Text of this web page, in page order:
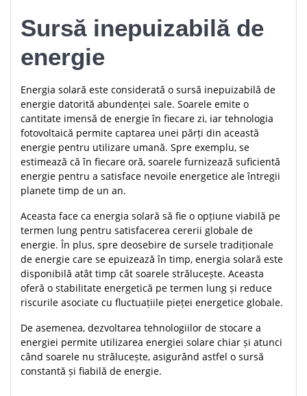
Sursă inepuizabilă de
energie
Energia solară este considerată o sursă inepuizabilă de
energie datorită abundenței sale. Soarele emite o
cantitate imensă de energie în fiecare zi, iar tehnologia
fotovoltaică permite captarea unei părți din această
energie pentru utilizare umană. Spre exemplu, se
estimează că în fiecare oră, soarele furnizează suficientă
energie pentru a satisface nevoile energetice ale întregii
planete timp de un an.
Aceasta face ca energia solară să fie o opțiune viabilă pe
termen lung pentru satisfacerea cererii globale de
energie. În plus, spre deosebire de sursele tradiționale
de energie care se epuizează în timp, energia solară este
disponibilă atât timp cât soarele strălucește. Aceasta
oferă o stabilitate energetică pe termen lung și reduce
riscurile asociate cu fluctuațiile pieței energetice globale.
De asemenea, dezvoltarea tehnologiilor de stocare a
energiei permite utilizarea energiei solare chiar și atunci
când soarele nu strălucește, asigurând astfel o sursă
constantă și fiabilă de energie.